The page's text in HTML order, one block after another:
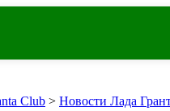
Club > Новости Лада